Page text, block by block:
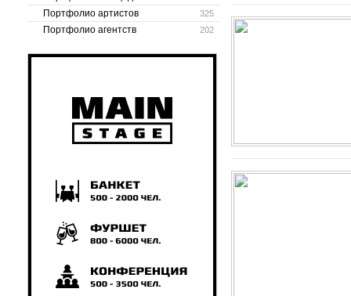
325
Портфолио артистов
202
Портфолио агентств